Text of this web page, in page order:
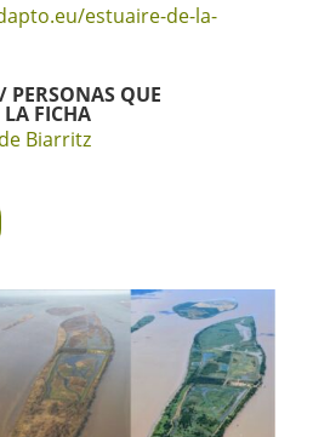
estuaire-de-la-
QUE
FICHA
Biarritz